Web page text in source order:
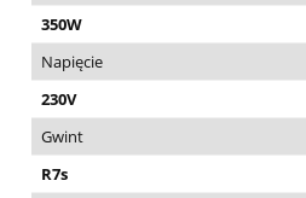
350W
Napięcie
230V
Gwint
R7s